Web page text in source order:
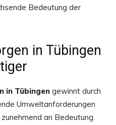
Bedeutung der
in Tübingen
in Tübingen gewinnt durch
Umweltanforderungen
an Bedeutung.